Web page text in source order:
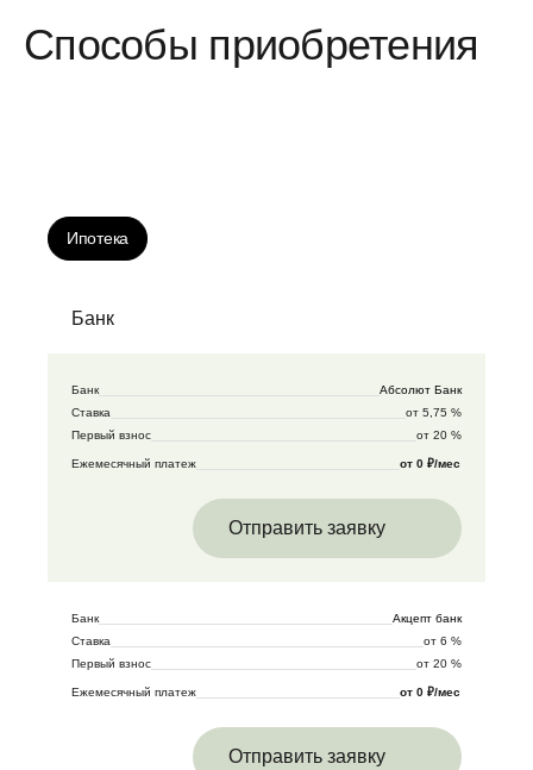
Способы приобретения
Ипотека
Банк
Банк
Абсолют Банк
Ставка
от 5,75 %
Первый взнос
от 20 %
Ежемесячный платеж от 0 ₽/мес
Отправить заявку
Банк
Акцепт банк
Ставка
от 6 %
Первый взнос
от 20 %
Ежемесячный платеж от 0 ₽/мес
Отправить заявку